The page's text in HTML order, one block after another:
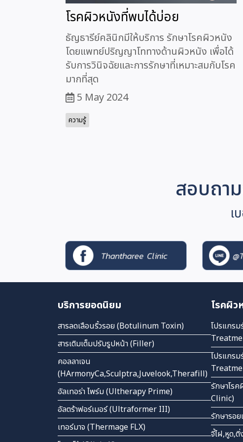
โรคผิวหนังที่พบได้บ่อย
ธัญธารีย์คลินิกมีให้บริการ รักษาโรคผิวหนัง
โดยแพทย์ปริญญาโททางด้านผิวหนัง เพื่อได้
รับการวินิจฉัยและการรักษาที่เหมาะสมกับโรค
มากที่สุด
5 May 2024
ความรู้
สอบถา
เ
บริการยอดนิยม
สารลดเลือนริ้วรอย (Botulinum Toxin)
สารเติมเต็มปรับรูปหน้า (Filler)
คอลลาเจน
(HArmonyCa,Sculptra,Juvelook,Therafill)
อัลเทอร่า ไพร์ม (Ultherapy Prime)
อัลตร้าฟอร์เมอร์ (Ultraformer III)
เทอร์มาจ (Thermage FLX)
โรคผิว
โปรแกร
โปรแกร
รักษาโร
Clinic)
รักษารอ
จี้ไฝ,หูด,